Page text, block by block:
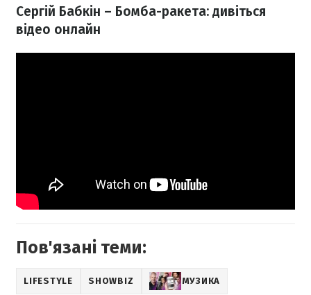
Сергій Бабкін – Бомба-ракета: дивіться
відео онлайн
Пов'язані теми:
LIFESTYLE SHOWBIZ МУЗИКА